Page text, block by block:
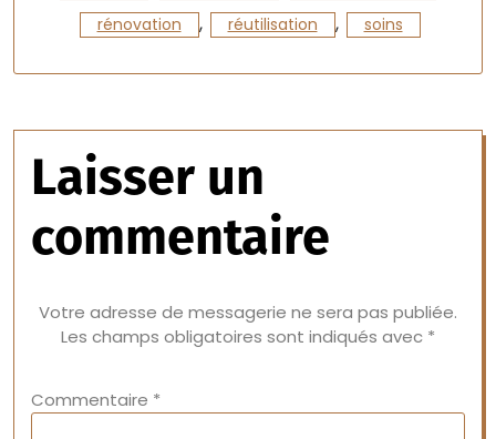
rénovation , réutilisation , soins
Laisser un
commentaire
Votre adresse de messagerie ne sera pas publiée.
Les champs obligatoires sont indiqués avec *
Commentaire *